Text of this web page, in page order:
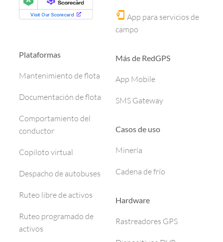
Plataformas
Mantenimiento de flota
Documentación de flota
Comportamiento del
conductor
Copiloto virtual
Despacho de autobuses
Ruteo libre de activos
Ruteo programado de
activos
App para servicios de
campo
Más de RedGPS
App Mobile
SMS Gateway
Casos de uso
Minería
Cadena de frío
Hardware
Rastreadores GPS